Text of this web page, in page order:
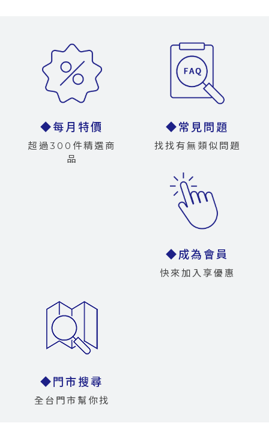
◆每月特價
超過300件精選商
品
◆常見問題
找找有無類似問題
◆成為會員
快來加入享優惠
◆門市搜尋
全台門市幫你找